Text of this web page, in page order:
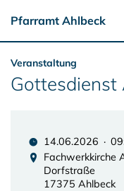
Pfarramt Ahlbeck
Veranstaltung
Gottesdienst
14.06.2026 ·
Fachwerkkirche
Dorfstraße
17375 Ahlbeck